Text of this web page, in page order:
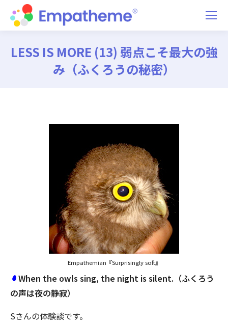
LESS IS MORE (13) 弱点こそ最大の強
み（ふくろうの秘密）
Empathemian『Surprisingly soft』
When the owls sing, the night is silent.（ふくろう
の声は夜の静寂）
Sさんの体験談です。